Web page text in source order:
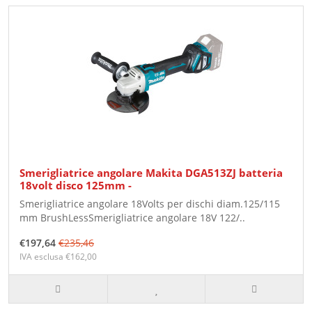
Smerigliatrice angolare Makita DGA513ZJ batteria
18volt disco 125mm -
Smerigliatrice angolare 18Volts per dischi diam.125/115
mm BrushLessSmerigliatrice angolare 18V 122/..
€197,64 €235,46
IVA esclusa €162,00